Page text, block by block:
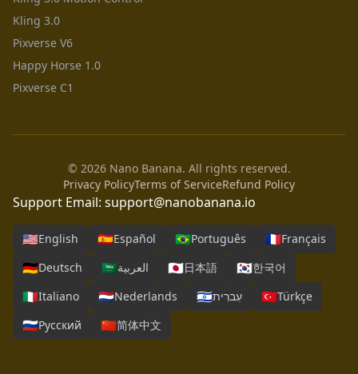
Kling 3.0
Pixverse V6
Happy Horse 1.0
Pixverse C1
© 2026 Nano Banana. All rights reserved.
Privacy PolicyTerms of ServiceRefund Policy
Support Email: support@nanobanana.io
🇺🇸English 🇪🇸Español 🇧🇷Português 🇫🇷Français
🇩🇪Deutsch 🇸🇦العربية 🇯🇵日本語 🇰🇷한국어
🇮🇹Italiano 🇳🇱Nederlands 🇮🇱עִברִית 🇹🇷Türkçe
🇷🇺Русский 🇨🇳简体中文